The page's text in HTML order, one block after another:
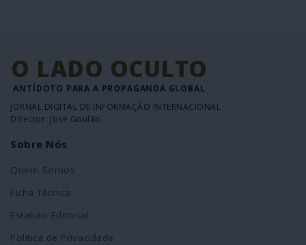
O LADO OCULTO
ANTÍDOTO PARA A PROPAGANDA GLOBAL
JORNAL DIGITAL DE INFORMAÇÃO INTERNACIONAL
Director: José Goulão
Sobre Nós
Quem Somos
Ficha Técnica
Estatuto Editorial
Política de Privacidade